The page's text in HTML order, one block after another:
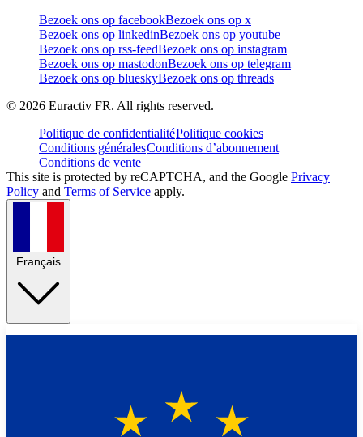
Bezoek ons op facebookBezoek ons op x
Bezoek ons op linkedinBezoek ons op youtube
Bezoek ons op rss-feedBezoek ons op instagram
Bezoek ons op mastodonBezoek ons op telegram
Bezoek ons op blueskyBezoek ons op threads
© 2026 Euractiv FR. All rights reserved.
Politique de confidentialitéPolitique cookies
Conditions généralesConditions d’abonnement
Conditions de vente
This site is protected by reCAPTCHA, and the Google Privacy
Policy and Terms of Service apply.
Français